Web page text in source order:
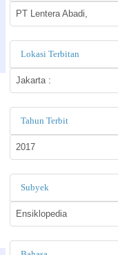
PT Lentera Abadi,
Lokasi Terbitan
Jakarta :
Tahun Terbit
2017
Subyek
Ensiklopedia